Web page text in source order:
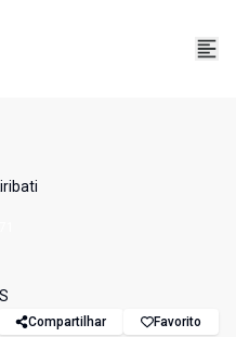
Compartilhar Favorito